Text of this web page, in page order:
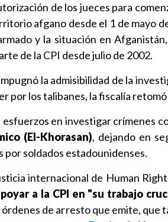
de los jueces para
afgano desde el 1 de mayo
y la situación en
de la CPI desde julio de 2002.
la admisibilidad de la
por los talibanes, la fiscalía retomó
en investigar crímenes
(EI-Khorasan), dejando en
por soldados estadounidenses.
internacional de Human
a la CPI en "su trabajo
de arresto que emite, que